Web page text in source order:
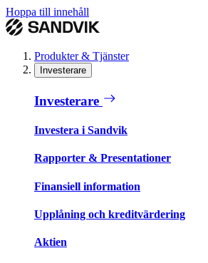
Hoppa till innehåll
Produkter & Tjänster
Investerare
Investerare
Investera i Sandvik
Rapporter & Presentationer
Finansiell information
Upplåning och kreditvärdering
Aktien